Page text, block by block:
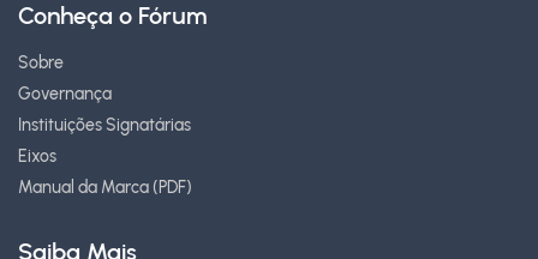
Conheça o Fórum
Sobre
Governança
Instituições Signatárias
Eixos
Manual da Marca (PDF)
Saiba Mais